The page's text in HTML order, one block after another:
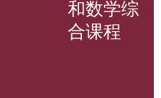
和数学综
合课程